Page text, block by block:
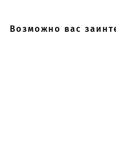
Возможно вас